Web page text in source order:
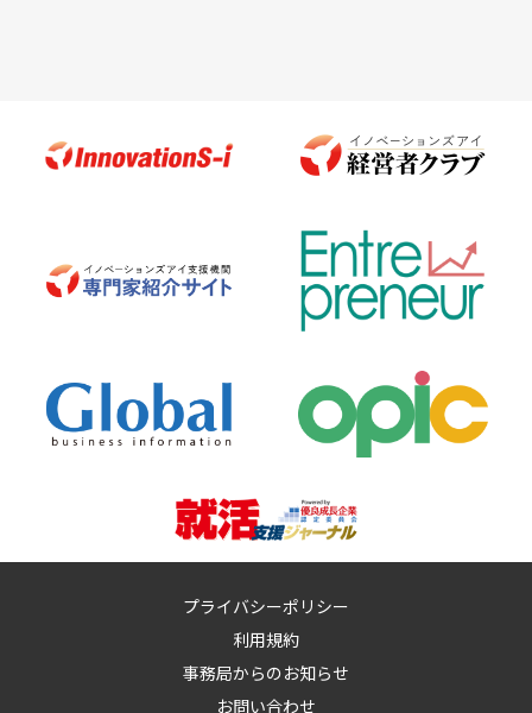
プライバシーポリシー
利用規約
事務局からのお知らせ
お問い合わせ